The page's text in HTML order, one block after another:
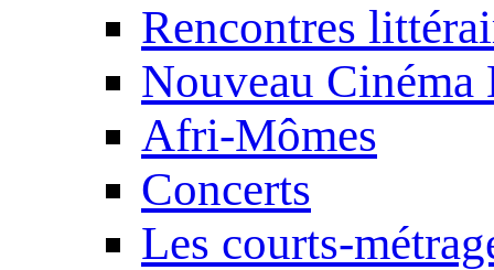
Rencontres
Nouveau Cinéma
Afri-Mômes
Concerts
Les courts-